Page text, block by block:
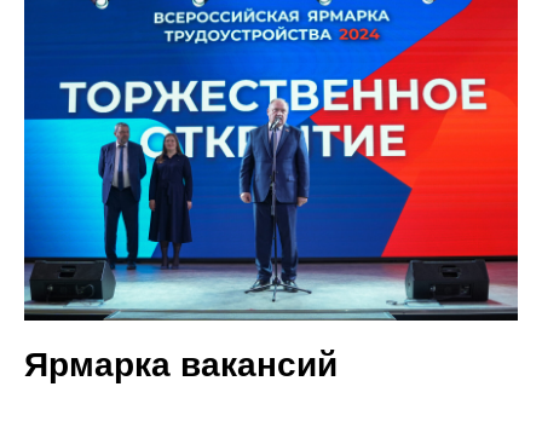
Ярмарка вакансий